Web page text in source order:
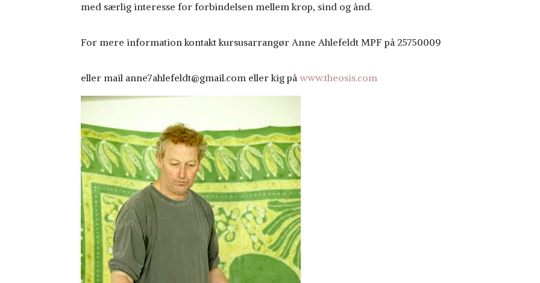
med særlig interesse for forbindelsen mellem krop, sind og ånd.
For mere information kontakt kursusarrangør Anne Ahlefeldt MPF på 25750009
eller mail anne7ahlefeldt@gmail.com eller kig påwww.theosis.com